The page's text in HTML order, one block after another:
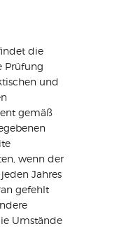
die
Prüfung
und
gemäß
wenn der
Jahres
gefehlt
Umstände